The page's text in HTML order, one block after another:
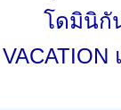
โดมินิกั
VACATION